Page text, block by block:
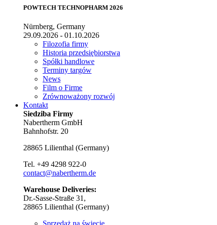
POWTECH TECHNOPHARM 2026
Nürnberg, Germany
29.09.2026 - 01.10.2026
Filozofia firmy
Historia przedsiębiorstwa
Spółki handlowe
Terminy targów
News
Film o Firme
Zrównoważony rozwój
Kontakt
Siedziba Firmy
Nabertherm GmbH
Bahnhofstr. 20
28865 Lilienthal (Germany)
Tel. +49 4298 922-0
contact@nabertherm.de
Warehouse Deliveries:
Dr.-Sasse-Straße 31,
28865 Lilienthal (Germany)
Sprzedaż na świecie